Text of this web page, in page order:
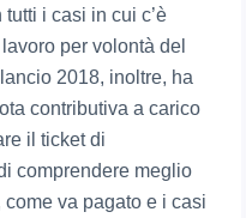
i casi in cui c’è
per volontà del
2018, inoltre, ha
contributiva a carico
il ticket di
comprendere meglio
va pagato e i casi